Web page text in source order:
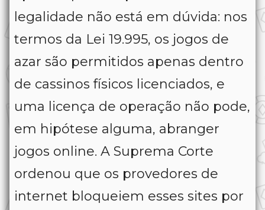
legalidade não está em dúvida: nos
termos da Lei 19.995, os jogos de
azar são permitidos apenas dentro
de cassinos físicos licenciados, e
uma licença de operação não pode,
em hipótese alguma, abranger
jogos online. A Suprema Corte
ordenou que os provedores de
internet bloqueiem esses sites por